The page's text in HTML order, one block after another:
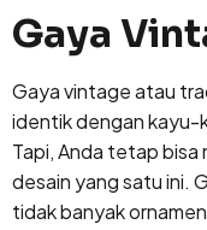
Gaya
Gaya vintage atau
identik dengan kayu-
Tapi, Anda tetap bisa
desain yang satu ini.
tidak banyak